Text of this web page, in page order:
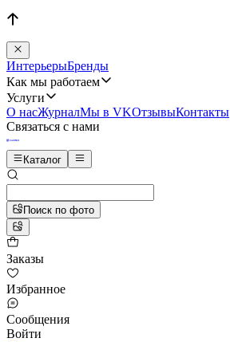
ИнтерьерыБренды
Как мы работаем
Услуги
О насЖурналМы в VKОтзывыКонтакты
Связаться с нами
Каталог
Поиск по фото
Заказы
Избранное
Сообщения
Войти